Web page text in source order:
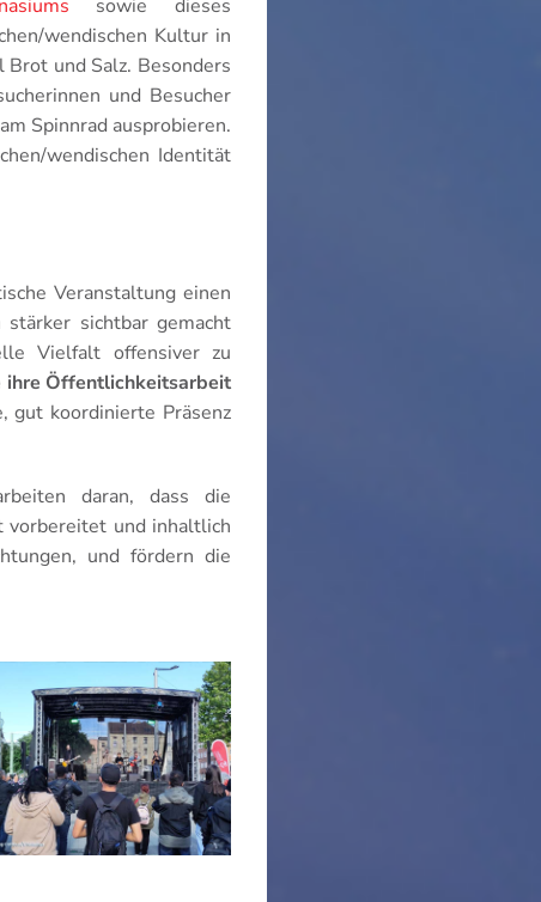
sowie dieses
wendischen Kultur in
und Salz. Besonders
und Besucher
Spinnrad ausprobieren.
wendischen Identität
Veranstaltung einen
sichtbar gemacht
Vielfalt offensiver zu
ihre Öffentlichkeitsarbeit
gut koordinierte Präsenz
daran, dass die
vorbereitet und inhaltlich
und fördern die